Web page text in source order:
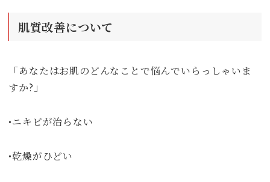
肌質改善について
「あなたはお肌のどんなことで悩んでいらっしゃいま
すか?」
•ニキビが治らない
•乾燥がひどい